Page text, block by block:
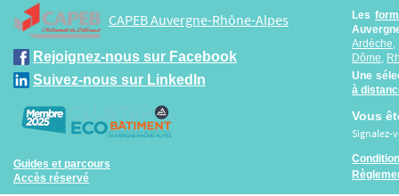
CAPEB Auvergne-Rhône-Alpes
Rejoignez-nous sur Facebook
Suivez-nous sur LinkedIn
Guides et parcours
Accès réservé
Les
Ardèche
Dôme,
Une
à
Vous
Signalez-